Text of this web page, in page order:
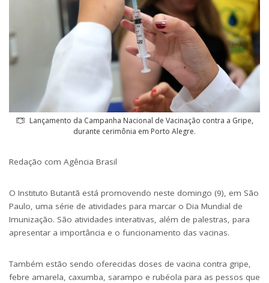
Lançamento da Campanha Nacional de Vacinação contra a Gripe,
durante cerimônia em Porto Alegre.
Redação com Agência Brasil
O Instituto Butantã está promovendo neste domingo (9), em São
Paulo, uma série de atividades para marcar o Dia Mundial de
Imunização. São atividades interativas, além de palestras, para
apresentar a importância e o funcionamento das vacinas.
Também estão sendo oferecidas doses de vacina contra gripe,
febre amarela, caxumba, sarampo e rubéola para as pessos que